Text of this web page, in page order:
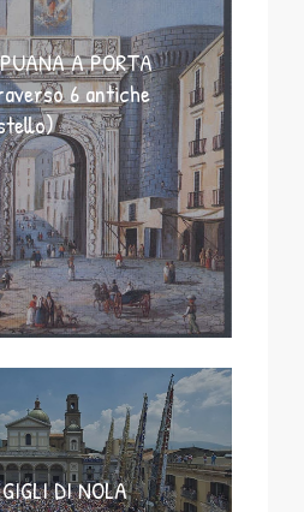
A PORTA
6 antiche
DI NOLA